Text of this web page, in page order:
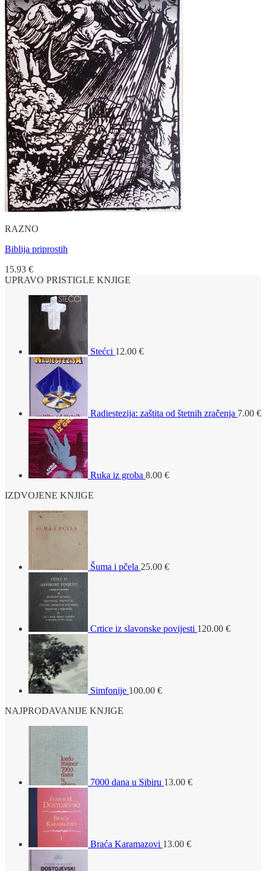
RAZNO
Biblija priprostih
15.93 €
UPRAVO PRISTIGLE KNJIGE
Stećci 12.00 €
Radiestezija: zaštita od štetnih zračenja 7.00 €
Ruka iz groba 8.00 €
IZDVOJENE KNJIGE
Šuma i pčela 25.00 €
Crtice iz slavonske povijesti 120.00 €
Simfonije 100.00 €
NAJPRODAVANIJE KNJIGE
7000 dana u Sibiru 13.00 €
Braća Karamazovi 13.00 €